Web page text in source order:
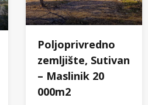
Poljoprivredno
zemljište, Sutivan
– Maslinik 20
000m2